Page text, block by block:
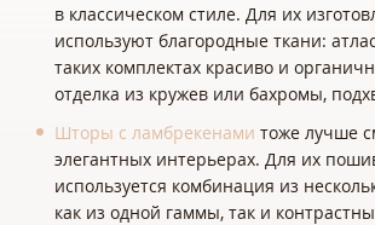
в классическом стиле. Для их
используют благородные ткани:
таких комплектах красиво и
отделка из кружев или бахромы,
Шторы с ламбрекенами тоже лучше
элегантных интерьерах. Для их
используется комбинация из
как из одной гаммы, так и